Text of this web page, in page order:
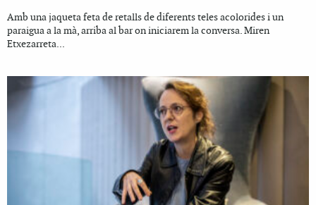
Amb una jaqueta feta de retalls de diferents teles acolorides i un
paraigua a la mà, arriba al bar on iniciarem la conversa. Miren
Etxezarreta...